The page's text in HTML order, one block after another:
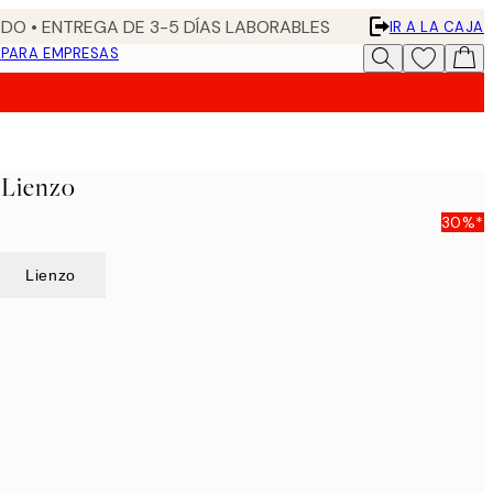
• ENTREGA DE 3-5 DÍAS LABORABLES
IR A LA CAJA
PARA EMPRESAS
30%*
Lienzo